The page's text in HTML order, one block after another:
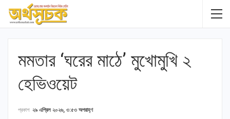
মমতার ‘ঘরের মাঠে’ মুখোমুখি ২
হেভিওয়েট
প্রকাশ ২৯ এপ্রিল ২০২৬, ৩:৫৩ অপরাহ্ণ